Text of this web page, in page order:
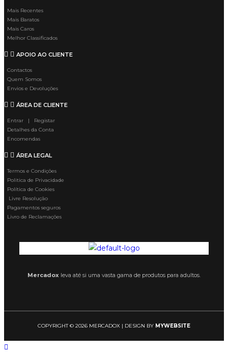
Mais Recentes
Mais Baratos
Mais Caros
Melhor Classificados
APOIO AO CLIENTE
Contactos
Quem Somos
Envios e Devoluções
ÁREA DE CLIENTE
Entrar | Registar
Detalhes da Conta
Encomendas
ÁREA LEGAL
Termos e Condições
Politica de Privacidade
Política de Cookies
Livre Resolução
Pagamentos seguros
Livro de Reclamações
Mercadox leva até si uma vasta gama de produtos para adultos.
COPYRIGHT © 2026 MERCADOX | DESIGN BY MYWEBSITE